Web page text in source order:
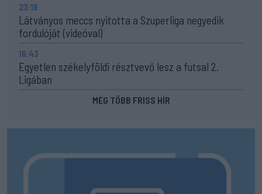
23:18
Látványos meccs nyitotta a Szuperliga negyedik
fordulóját (videóval)
16:43
Egyetlen székelyföldi résztvevő lesz a futsal 2.
Ligában
MÉG TÖBB FRISS HÍR